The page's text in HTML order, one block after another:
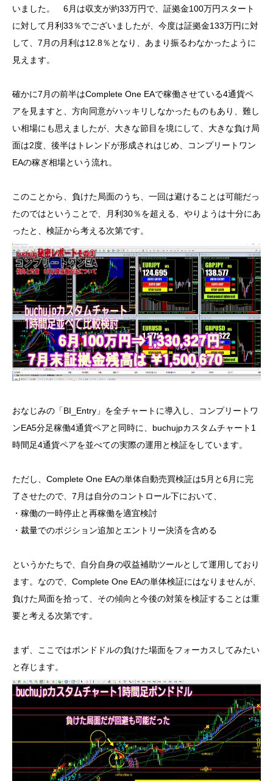
いました。 6月は収支が約33万円で、証拠金100万円スタート
に対して月利33％でございましたが、今度は証拠金133万円に対
して、7月の月利は12.8％となり、あまり振るわなかったように
見えます。
確かに7月の前半はComplete One EAで稼働させている4通貨ペ
アを見ますと、方向同意がハッキリしなかったものもあり、難し
い相場にも思えましたが、大きな節目を境にして、大きな負け局
面は2度、後半はトレンドが形成されはじめ、コンプリートワン
EAの稼ぎ相場という流れ。
このことから、負けた局面のうち、一回は避けることは可能だっ
たのではということで、月利30％を超える、やりようは十分にあ
ったと、検証から考える次第です。
おなじみの「BI_Entry」を全チャートに導入し、コンプリートワ
ンEA5分足稼働4通貨ペアと同時に、buchujpカスタムチャート1
時間足4通貨ペアを並べての実際の運用と検証をしています。
ただし、Complete One EAの単体自動売買検証は5月と6月に完
了させたので、7月は自分のコントロール下において、
・稼働の一時停止と再稼働を適宜検討
・裁量でのポジション追加とエントリー決済を含める
というかたちで、自分自身の収益補助ツールとして運用しており
ます。なので、Complete One EAの単体検証にはなりませんが、
負けた局面を拾って、その傾向と今後の対策を検証することは重
要と考える次第です。
まず、ここではポンドドルの負けた場面をフォーカスしてみたい
と存じます。